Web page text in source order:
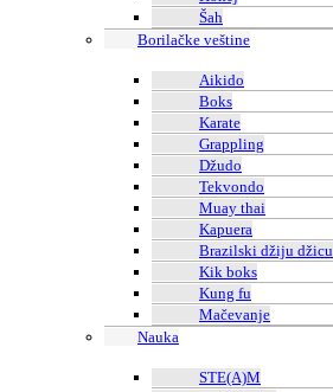
Šah
Borilačke veštine
Aikido
Boks
Karate
Grappling
Džudo
Tekvondo
Muay thai
Kapuera
Brazilski džiju džicu
Kik boks
Kung fu
Mačevanje
Nauka
STE(A)M